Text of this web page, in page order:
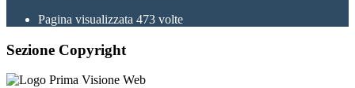
Pagina visualizzata 473 volte
Sezione Copyright